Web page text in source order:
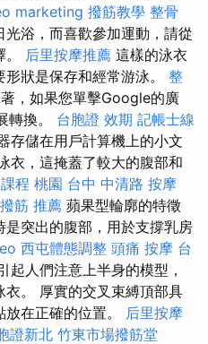
marketing 撥筋教學 整骨
浴，而喜歡參加運動，請從
后里按摩推薦 這樣的泳衣
狀是保存和經常游泳。 整
，如果您單擊Google的廣
轉換。 台胞證 效期 記帳士線
存儲在用戶計算機上的小文
衣，這掩蓋了較大的腹部和
程 桃園 台中 中清路 按摩
筋 推薦 蘋果型輪廓的特徵
突出的腹部，用於支撐乳房
西屯體態調整 頭痛 按摩 台
起人們注意上半身的模型，
。 厚實的交叉束縛頂部具
在正確的位置。 后里按摩
證新北 竹東市場撥筋堂